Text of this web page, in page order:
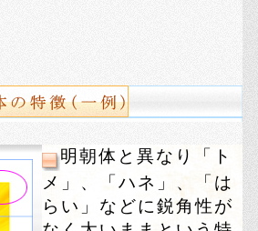
明朝体と異なり「ト
メ」、「ハネ」、「は
らい」などに鋭角性が